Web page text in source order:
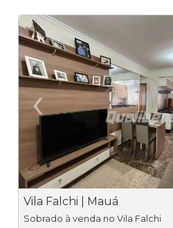
‹
Vila Falchi | Mauá
Sobrado à venda no Vila Falchi